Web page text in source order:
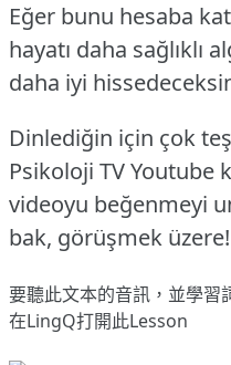
Eğer bunu hesaba
hayatı daha sağlıklı
daha iyi
Dinlediğin için çok
Psikoloji TV Youtube
videoyu beğenmeyi
bak, görüşmek üzere!
要聽此文本的音訊，並學習
在LingQ打開此Lesson